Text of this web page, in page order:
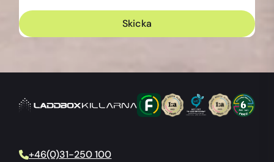
+46(0)31-250 100